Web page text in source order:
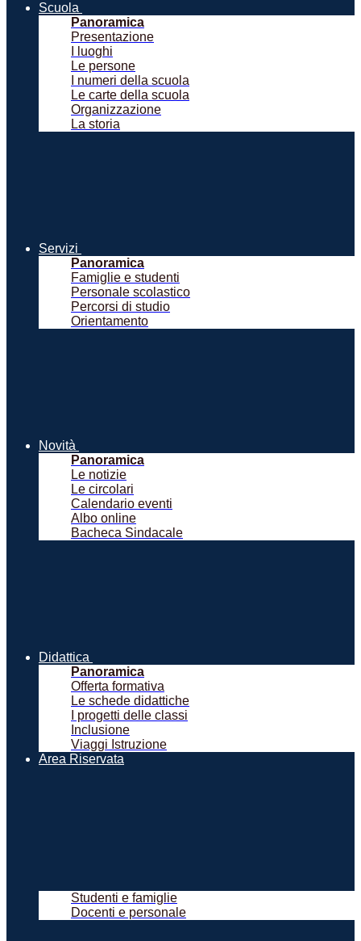
Scuola
Panoramica
Presentazione
I luoghi
Le persone
I numeri della scuola
Le carte della scuola
Organizzazione
La storia
Servizi
Panoramica
Famiglie e studenti
Personale scolastico
Percorsi di studio
Orientamento
Novità
Panoramica
Le notizie
Le circolari
Calendario eventi
Albo online
Bacheca Sindacale
Didattica
Panoramica
Offerta formativa
Le schede didattiche
I progetti delle classi
Inclusione
Viaggi Istruzione
Area Riservata
Studenti e famiglie
Docenti e personale